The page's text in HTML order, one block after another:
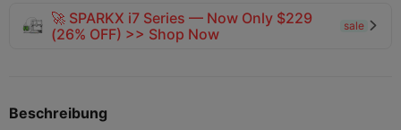
🚀 SPARKX i7 Series — Now Only $229
(26% OFF) >> Shop Now
sale 
Beschreibung